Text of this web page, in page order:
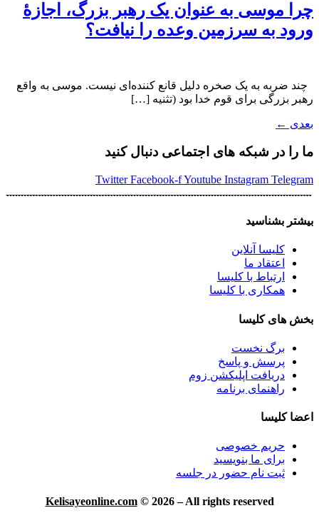
چرا موسی به عنوان یک رهبر بزرگ، اجازۀ
ورود به سرزمین وعده را نیافت؟
چند ضربه به یک صخره دلیل قانع کننده‌ای نیست. موسی به واقع
رهبر بزرگی برای قوم خدا بود (تثنیه […]
بعدی ←
ما را در شبکه های اجتماعی دنبال کنید
Twitter Facebook-fYoutube Instagram Telegram
بیشتر بشناسید
کلیسا آنلاین
اعتقاد ما
ارتباط با کلیسا
همکاری با کلیسا
بخش های کلیسا
برگ نخست
پرسش و پاسخ
دریافت اپلیکشن زوم
راهنمای برنامه
اعضا کلیسا
حریم خصوصی
برای ما بنویسید
ثبت نام حضور در جلسه
Kelisayeonline.com© 2026 – All rights reserved